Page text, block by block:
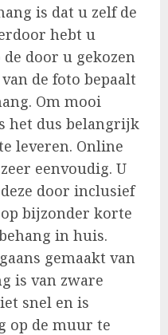
is dat u zelf de
hebt u
door u gekozen
de foto bepaalt
Om mooi
het dus belangrijk
leveren. Online
eenvoudig. U
door inclusief
bijzonder korte
in huis.
gemaakt van
is van zware
snel en is
op de muur te